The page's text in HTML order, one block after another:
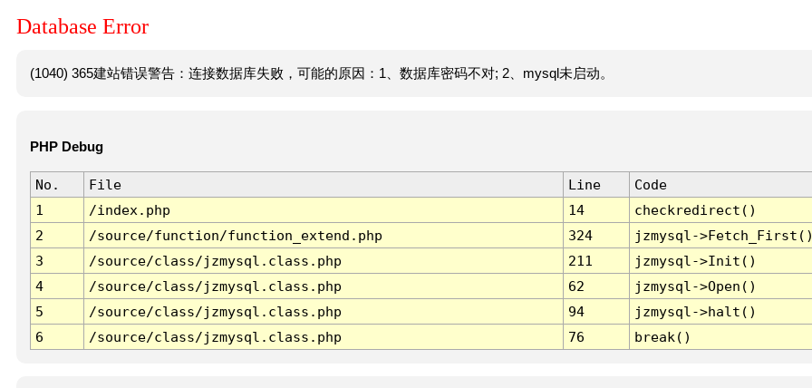
Database Error
(1040) 365建站错误警告：连接数据库失败，可能的原因：1、数据库密码不对; 2、mysql未启动。
PHP Debug
No. File Line
Code
1
/index.php 14
checkredirect()
2
/source/function/function_extend.php 324
jzmysql-
3
/source/class/jzmysql.class.php 211
jzmysql->Init()
4
/source/class/jzmysql.class.php 62
jzmysql->Open()
5
/source/class/jzmysql.class.php 94
jzmysql->halt()
6
/source/class/jzmysql.class.php 76 break()